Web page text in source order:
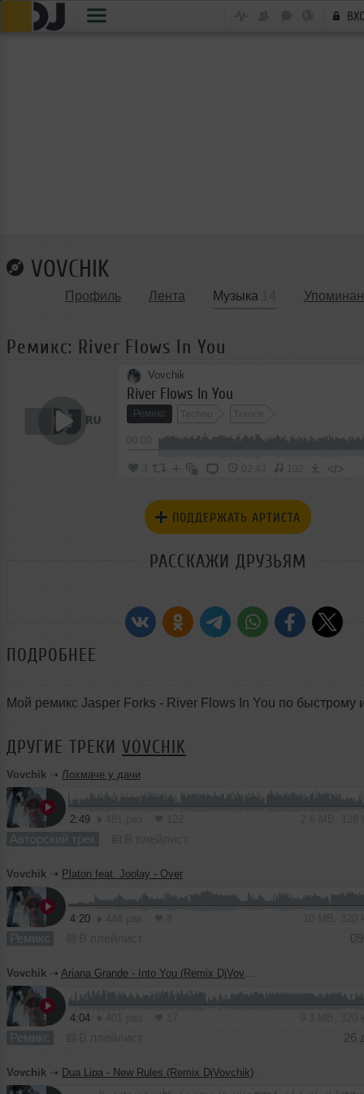
VOVCHIK
Профиль Лента Музыка
Ремикс: River Flows In You
Vovchik
River Flows In You
Ремикс Techno Trance
3 02:43 102 </>
ПОДДЕРЖАТЬ АРТИСТА
РАССКАЖИ ДРУЗЬЯМ
ПОДРОБНЕЕ
Мой ремикс Jasper Forks - River Flows In You по быстрому
ДРУГИЕ ТРЕКИ VOVCHIK
Vovchik ➝ Лохмаче у дачи
2:49
Авторский трек
Vovchik ➝ Platon feat. Joolay - Over
4:20
Ремикс
Vovchik ➝ Ariana Grande - Into You (Remix DjVovchik)
4:04
Ремикс 26
Vovchik ➝ Dua Lipa - New Rules (Remix DjVovchik)